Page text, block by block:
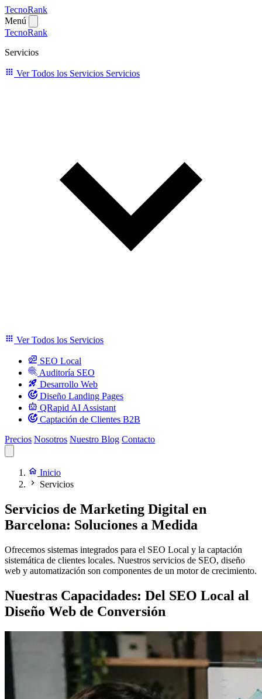
TecnoRank
Menú
TecnoRank
Servicios
Ver Todos los Servicios Servicios
Ver Todos los Servicios
SEO Local
Auditoría SEO
Desarrollo Web
Diseño Landing Pages
QRapid AI Assistant
Captación de Clientes B2B
Precios Nosotros Nuestro Blog Contacto
Inicio
Servicios
Servicios de Marketing Digital en
Barcelona: Soluciones a Medida
Ofrecemos sistemas integrados para el SEO Local y la captación
sistemática de clientes locales. Nuestros servicios de SEO, diseño
web y automatización son componentes de un motor de crecimiento.
Nuestras Capacidades: Del SEO Local al
Diseño Web de Conversión